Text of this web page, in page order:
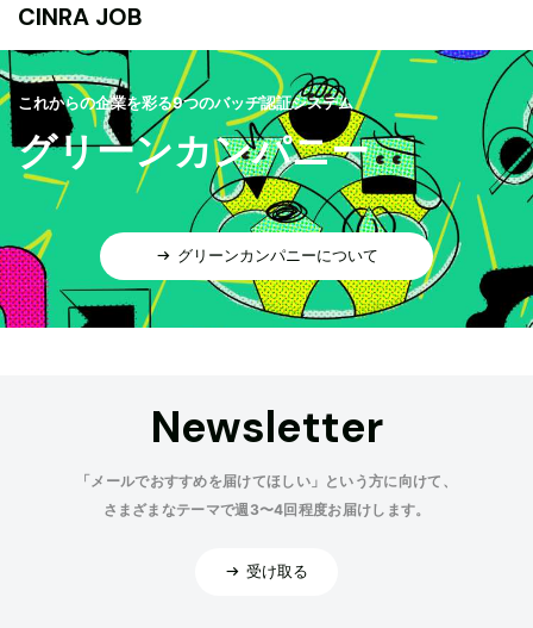
CINRA JOB
これからの企業を彩る9つのバッヂ認証システム
グリーンカンパニー
グリーンカンパニーについて
Newsletter
「メールでおすすめを届けてほしい」という方に向けて、
さまざまなテーマで週3〜4回程度お届けします。
受け取る